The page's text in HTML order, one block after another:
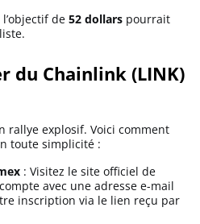
de 52 dollars pourrait
du Chainlink (LINK)
rallye explosif. Voici comment
toute simplicité :
: Visitez le site officiel de
avec une adresse e-mail
inscription via le lien reçu par